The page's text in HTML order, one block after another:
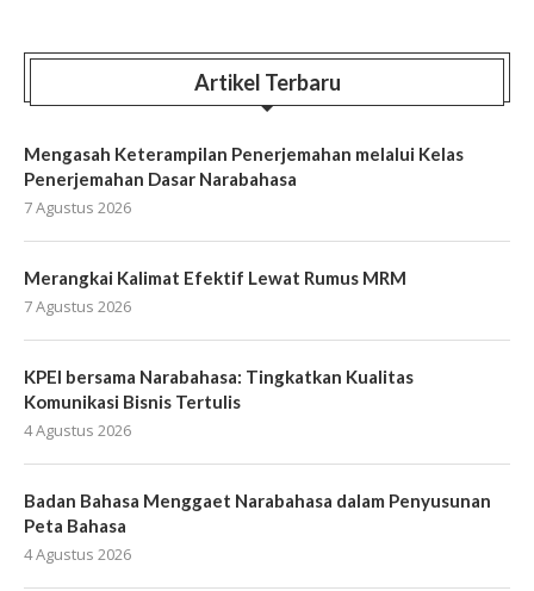
Artikel Terbaru
Mengasah Keterampilan Penerjemahan melalui Kelas
Penerjemahan Dasar Narabahasa
7 Agustus 2026
Merangkai Kalimat Efektif Lewat Rumus MRM
7 Agustus 2026
KPEI bersama Narabahasa: Tingkatkan Kualitas
Komunikasi Bisnis Tertulis
4 Agustus 2026
Badan Bahasa Menggaet Narabahasa dalam Penyusunan
Peta Bahasa
4 Agustus 2026